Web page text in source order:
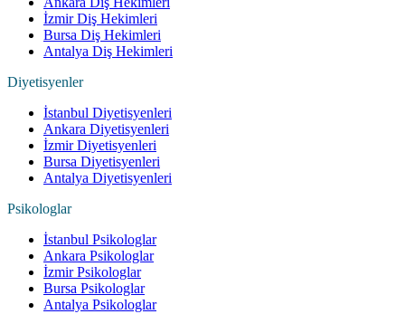
İzmir Diş Hekimleri
Bursa Diş Hekimleri
Antalya Diş Hekimleri
Diyetisyenler
İstanbul Diyetisyenleri
Ankara Diyetisyenleri
İzmir Diyetisyenleri
Bursa Diyetisyenleri
Antalya Diyetisyenleri
Psikologlar
İstanbul Psikologlar
Ankara Psikologlar
İzmir Psikologlar
Bursa Psikologlar
Antalya Psikologlar